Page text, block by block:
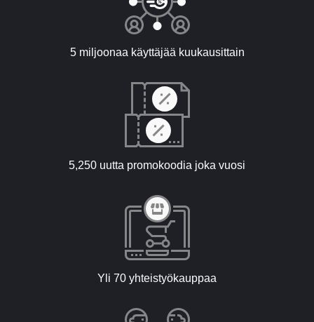
5 miljoonaa käyttäjää kuukausittain
5,250 uutta promokoodia joka vuosi
Yli 70 yhteistyökauppaa